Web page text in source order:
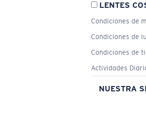
LENTES
Condiciones de
Condiciones de
Condiciones de
Actividades
NUESTRA